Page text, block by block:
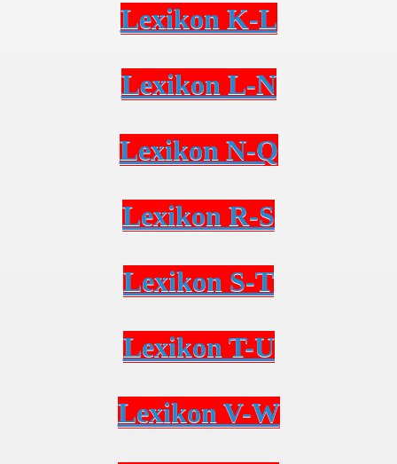
Lexikon K-L
Lexikon L-N
Lexikon N-Q
Lexikon R-S
Lexikon S-T
Lexikon T-U
Lexikon V-W